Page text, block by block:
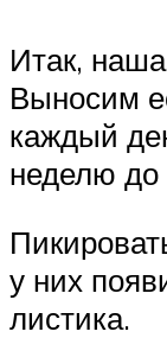
Итак,
Выносим
каждый
неделю до
у них
листика.